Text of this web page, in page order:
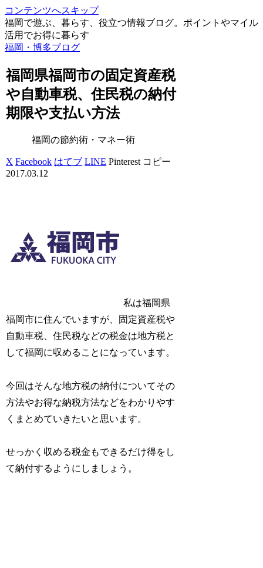
コンテンツへスキップ
福岡で遊ぶ、暮らす、役立つ情報ブログ。ポイントやマイル
活用でお得に暮らす
福岡・博多ブログ
福岡県福岡市の固定資産税
や自動車税、住民税の納付
期限や支払い方法
福岡の節約術・マネー術
X Facebook はてブ LINE Pinterest コピー
2017.03.12
私は福岡県
福岡市に住んでいますが、固定資産税や
自動車税、住民税などの税金は地方税と
して福岡に収めることになっています。
今回はそんな地方税の納付についてその
方法やお得な納税方法などをわかりやす
くまとめていきたいと思います。
せっかく収める税金もできるだけ得をし
て納付するようにしましょう。